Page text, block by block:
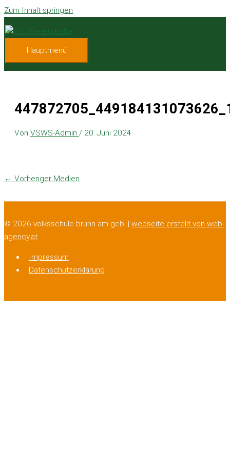
Zum Inhalt springen
Hauptmenü
Von VSWS-Admin / 20. Juni 2024
← Vorheriger Medien
© 2026 volksschule brunn am geb. | webseite erstellt von web-
agency.at
Impressum
Datenschutzerklärung